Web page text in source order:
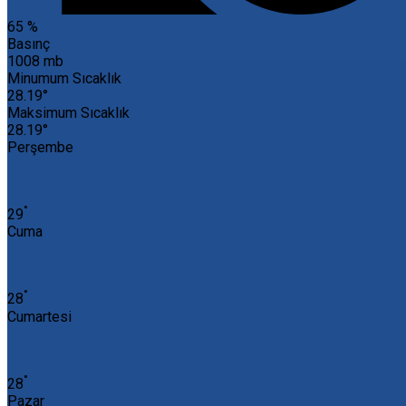
65 %
Basınç
1008 mb
Minumum Sıcaklık
28.19°
Maksimum Sıcaklık
28.19°
Perşembe
29°
Cuma
28°
Cumartesi
28°
Pazar